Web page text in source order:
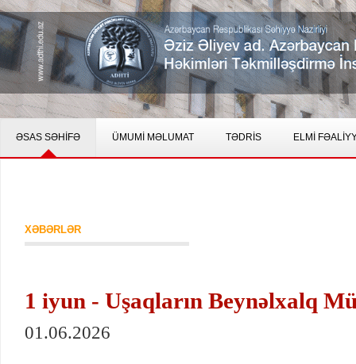
ƏSAS SƏHİFƏ ÜMUMİ MƏLUMAT TƏDRİS ELMİ
XƏBƏRLƏR
1 iyun - Uşaqların Beynəlxalq
01.06.2026